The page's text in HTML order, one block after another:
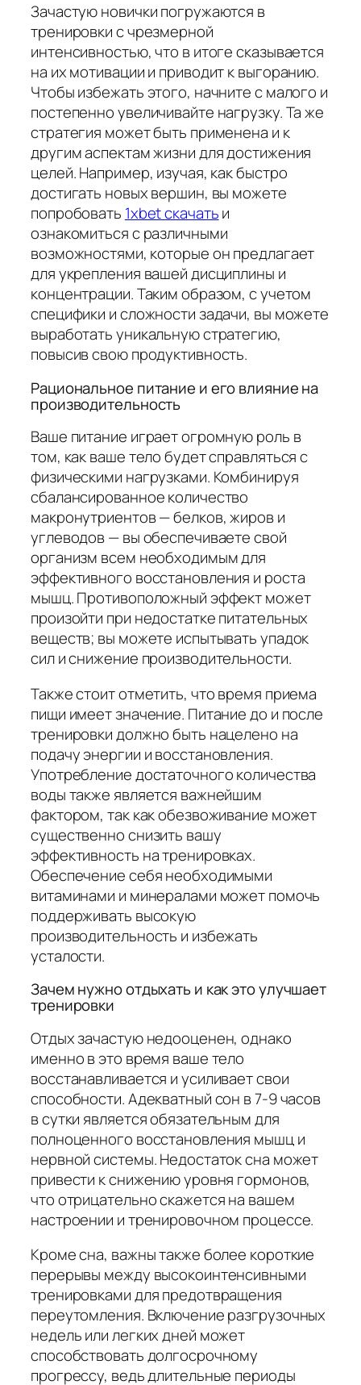
Зачастую новички погружаются в
тренировки с чрезмерной
интенсивностью, что в итоге сказывается
на их мотивации и приводит к выгоранию.
Чтобы избежать этого, начните с малого и
постепенно увеличивайте нагрузку. Та же
стратегия может быть применена и к
другим аспектам жизни для достижения
целей. Например, изучая, как быстро
достигать новых вершин, вы можете
попробовать 1xbet скачатьи
ознакомиться с различными
возможностями, которые он предлагает
для укрепления вашей дисциплины и
концентрации. Таким образом, с учетом
специфики и сложности задачи, вы можете
выработать уникальную стратегию,
повысив свою продуктивность.
Рациональное питание и его влияние на
производительность
Ваше питание играет огромную роль в
том, как ваше тело будет справляться с
физическими нагрузками. Комбинируя
сбалансированное количество
макронутриентов — белков, жиров и
углеводов — вы обеспечиваете свой
организм всем необходимым для
эффективного восстановления и роста
мышц. Противоположный эффект может
произойти при недостатке питательных
веществ; вы можете испытывать упадок
сил и снижение производительности.
Также стоит отметить, что время приема
пищи имеет значение. Питание до и после
тренировки должно быть нацелено на
подачу энергии и восстановления.
Употребление достаточного количества
воды также является важнейшим
фактором, так как обезвоживание может
существенно снизить вашу
эффективность на тренировках.
Обеспечение себя необходимыми
витаминами и минералами может помочь
поддерживать высокую
производительность и избежать
усталости.
Зачем нужно отдыхать и как это улучшает
тренировки
Отдых зачастую недооценен, однако
именно в это время ваше тело
восстанавливается и усиливает свои
способности. Адекватный сон в 7-9 часов
в сутки является обязательным для
полноценного восстановления мышц и
нервной системы. Недостаток сна может
привести к снижению уровня гормонов,
что отрицательно скажется на вашем
настроении и тренировочном процессе.
Кроме сна, важны также более короткие
перерывы между высокоинтенсивными
тренировками для предотвращения
переутомления. Включение разгрузочных
недель или легких дней может
способствовать долгосрочному
прогрессу, ведь длительные периоды